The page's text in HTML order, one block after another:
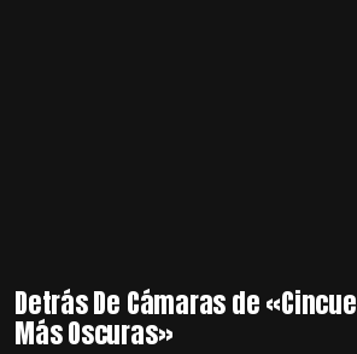
Detrás De Cámaras de
Más Oscuras»